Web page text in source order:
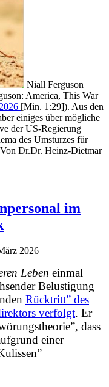
Niall Ferguson
America, This War
[Min. 1:29]). Aus den
einiges über mögliche
der US-Regierung
des Umsturzes für
Von Dr.Dr. Heinz-Dietmar
im
2026
Leben einmal
Belustigung
Rücktritt” des
verfolgt. Er
dass
einer